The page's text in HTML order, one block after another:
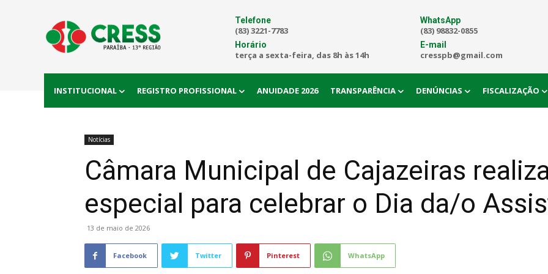
Telefone
(83) 3221-7783
Horário
terça a sexta-feira, das 8h às 14h
WhatsApp
(83) 98832-0855
E-mail
cresspb@gmail.com
INSTITUCIONAL REGISTRO PROFISSIONAL ANUIDADE 2026 TRANSPARÊNCIA DENÚNCIAS FISCALIZAÇÃO
Notícias
Câmara Municipal de Cajazeiras
especial para celebrar o Dia da/o
13 de maio de 2026
Facebook Twitter Pinterest WhatsApp